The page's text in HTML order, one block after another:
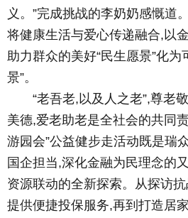
义。”完成挑战的李奶奶感慨道
将健康生活与爱心传递融合,以
助力群众的美好“民生愿景”化为
景”。
“老吾老,以及人之老”,尊老
美德,爱老助老是全社会的共同
游园会”公益健步走活动既是瑞
国企担当,深化金融为民理念的
资源联动的全新探索。从探访
提供便捷投保服务,再到打造居